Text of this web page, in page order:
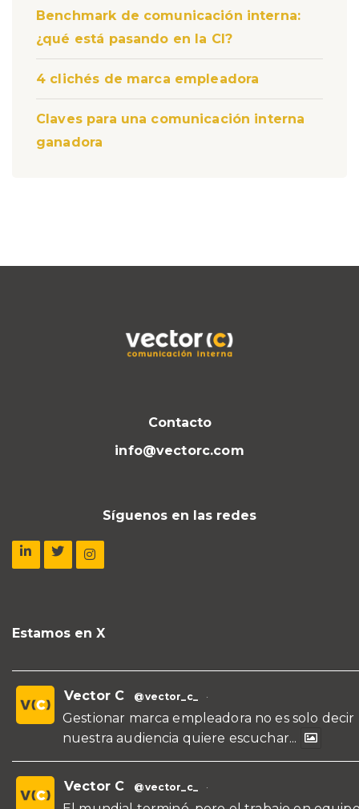
Benchmark de comunicación interna:
¿qué está pasando en la CI?
4 clichés de marca empleadora
Claves para una comunicación interna
ganadora
Contacto
info@vectorc.com
Síguenos en las redes
Estamos en X
Vector C @vector_c_ ·
Gestionar marca empleadora no es solo
nuestra audiencia quiere escuchar...
Vector C @vector_c_ ·